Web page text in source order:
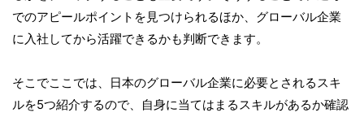
でのアピールポイントを見つけられるほか、グローバル企業
に入社してから活躍できるかも判断できます。
そこでここでは、日本のグローバル企業に必要とされるスキ
ルを5つ紹介するので、自身に当てはまるスキルがあるか確認